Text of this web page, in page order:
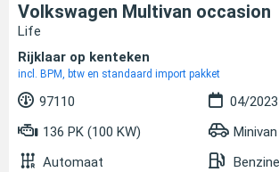
Volkswagen Multivan occasion
Life
Rijklaar op kenteken
incl. BPM, btw en standaard import pakket
97110
04/2023
136 PK (100 KW)
Automaat
Benzine